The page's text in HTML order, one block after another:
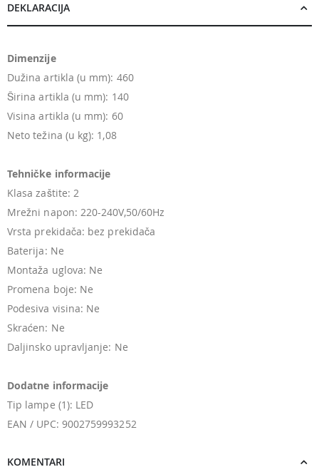
DEKLARACIJA
Dimenzije
Dužina artikla (u mm): 460
Širina artikla (u mm): 140
Visina artikla (u mm): 60
Neto težina (u kg): 1,08
Tehničke informacije
Klasa zaštite: 2
Mrežni napon: 220-240V,50/60Hz
Vrsta prekidača: bez prekidača
Baterija: Ne
Montaža uglova: Ne
Promena boje: Ne
Podesiva visina: Ne
Skraćen: Ne
Daljinsko upravljanje: Ne
Dodatne informacije
Tip lampe (1): LED
EAN / UPC: 9002759993252
KOMENTARI